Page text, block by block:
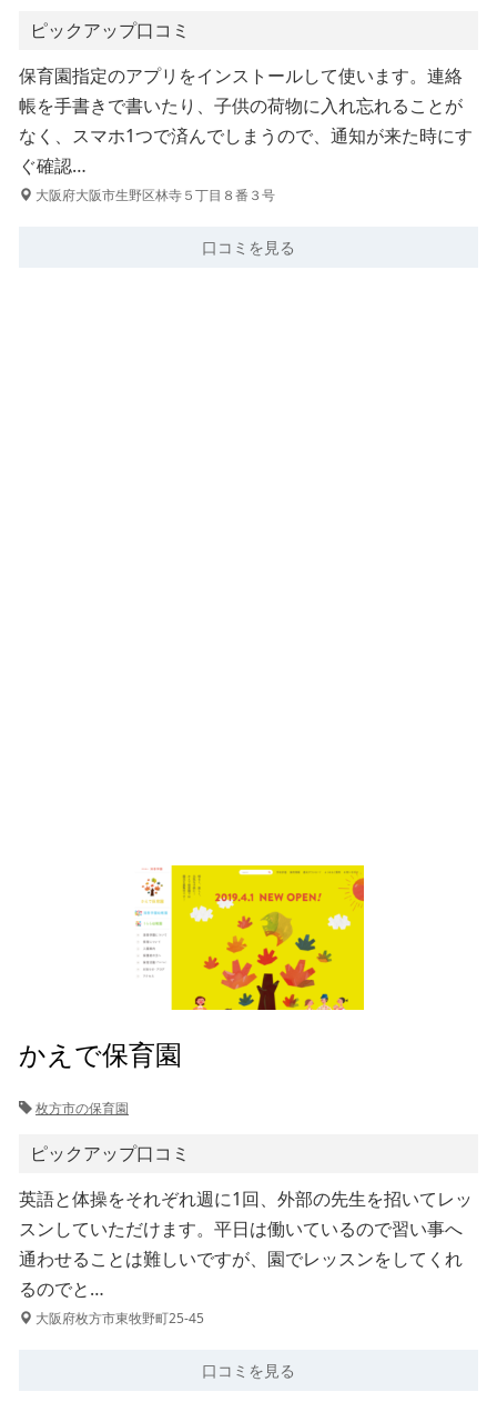
ピックアップ口コミ
保育園指定のアプリをインストールして使います。連絡
帳を手書きで書いたり、子供の荷物に入れ忘れることが
なく、スマホ1つで済んでしまうので、通知が来た時にす
ぐ確認…
大阪府大阪市生野区林寺５丁目８番３号
口コミを見る
かえで保育園
枚方市の保育園
ピックアップ口コミ
英語と体操をそれぞれ週に1回、外部の先生を招いてレッ
スンしていただけます。平日は働いているので習い事へ
通わせることは難しいですが、園でレッスンをしてくれ
るのでと…
大阪府枚方市東牧野町25-45
口コミを見る